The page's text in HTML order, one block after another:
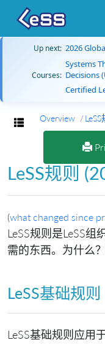
Up next: 2026
Courses:
Systems
Decisions
Certified
Toggle navigation
Overview
LeSS规则
(what changed since
LeSS规则是LeSS
需的东西。为什么
LeSS基础规则
LeSS基础规则应用